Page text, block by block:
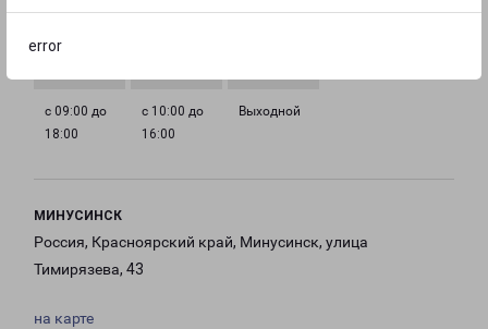
error
с 09:00 до
18:00
с 09:00 до
с 09:00 до
с 09:00 до
с 09:00 до
18:00
с 10:00 до
16:00
Выходной
МИНУСИНСК
Россия, Красноярский край, Минусинск, улица
Тимирязева, 43
на карте